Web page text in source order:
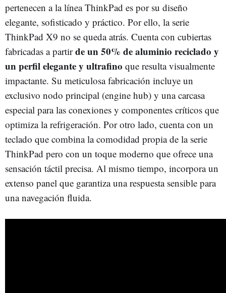
pertenecen a la línea ThinkPad es por su diseño
elegante, sofisticado y práctico. Por ello, la serie
ThinkPad X9 no se queda atrás. Cuenta con cubiertas
fabricadas a partirde un 50% de aluminio reciclado y
un perfil elegante y ultrafino que resulta visualmente
impactante. Su meticulosa fabricación incluye un
exclusivo nodo principal (engine hub) y una carcasa
especial para las conexiones y componentes críticos que
optimiza la refrigeración. Por otro lado, cuenta con un
teclado que combina la comodidad propia de la serie
ThinkPad pero con un toque moderno que ofrece una
sensación táctil precisa. Al mismo tiempo, incorpora un
extenso panel que garantiza una respuesta sensible para
una navegación fluida.